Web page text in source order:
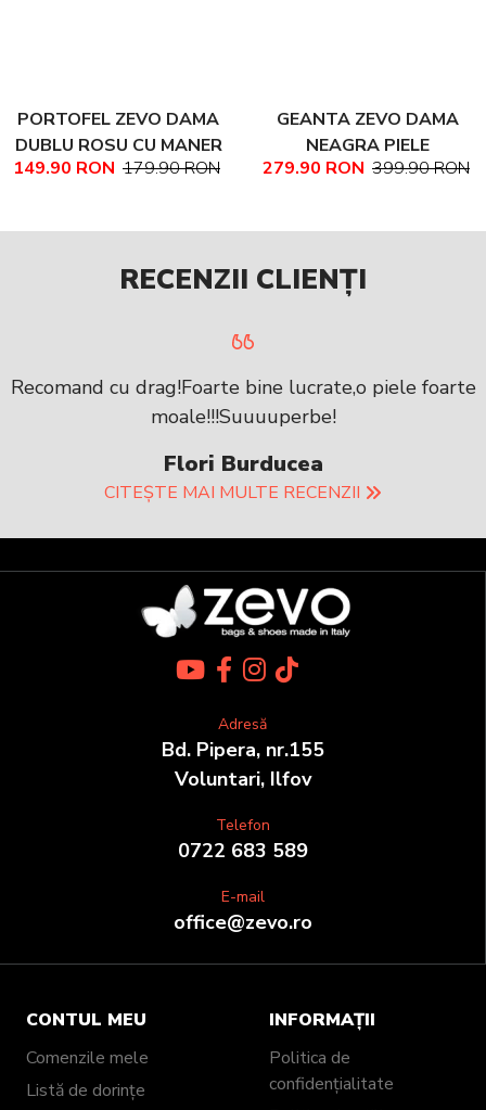
PORTOFEL ZEVO DAMA
DUBLU ROSU CU MANER
PIELE NATURALA
149.90 RON 179.90 RON
GEANTA ZEVO DAMA
NEAGRA PIELE
NATURALA TEXTURATA
279.90 RON 399.90 RON
RECENZII CLIENȚI
Recomand cu drag!Foarte bine lucrate,o piele foarte
moale!!!Suuuuperbe!
Flori Burducea
CITEȘTE MAI MULTE RECENZII
Adresă
Bd. Pipera, nr.155
Voluntari, Ilfov
Telefon
0722 683 589
E-mail
office@zevo.ro
CONTUL MEU
Comenzile mele
Listă de dorințe
INFORMAȚII
Politica de
confidențialitate